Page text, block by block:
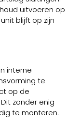
uitvoeren op
blijft op zijn
interne
te
op de
zonder enig
te monteren.